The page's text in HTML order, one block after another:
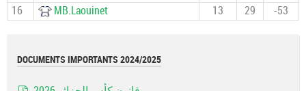
16
MB.Laouinet 13 29 -53
DOCUMENTS IMPORTANTS 2024/2025